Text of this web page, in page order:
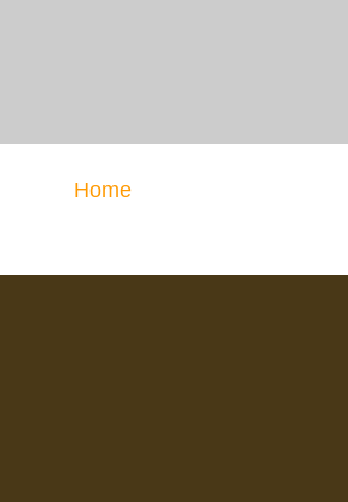
Home